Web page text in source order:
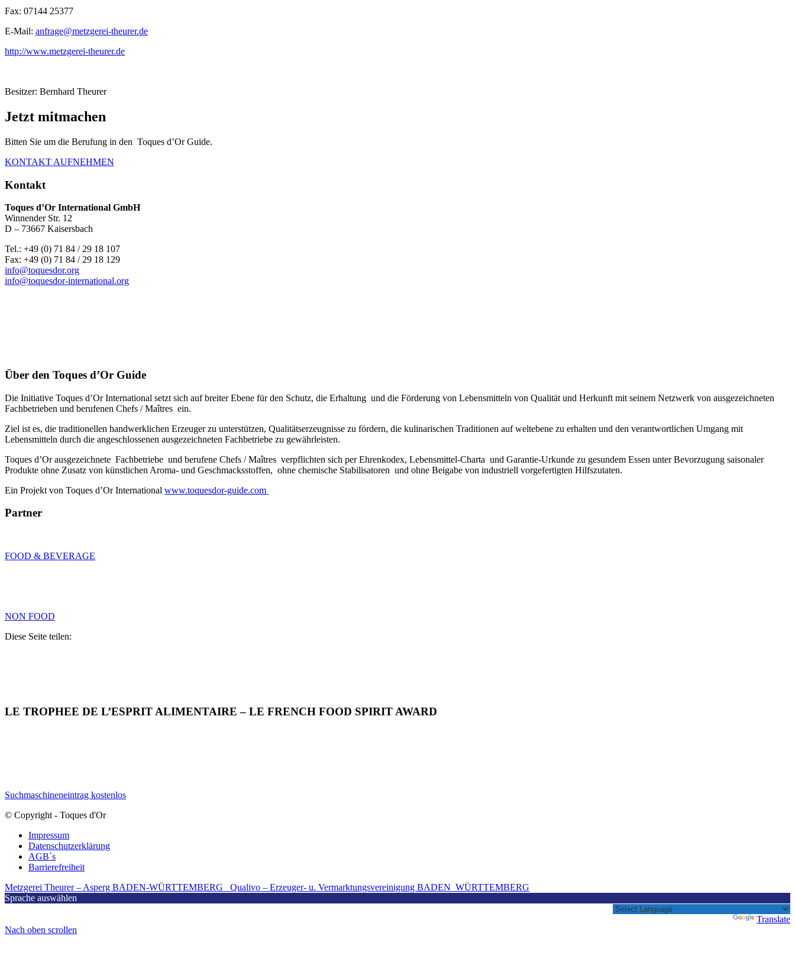
Fax: 07144 25377
E-Mail: anfrage@metzgerei-theurer.de
http://www.metzgerei-theurer.de
Besitzer: Bernhard Theurer
Jetzt mitmachen
Bitten Sie um die Berufung in den Toques d’Or Guide.
KONTAKT AUFNEHMEN
Kontakt
Toques d’Or International GmbH
Winnender Str. 12
D – 73667 Kaisersbach
Tel.: +49 (0) 71 84 / 29 18 107
Fax: +49 (0) 71 84 / 29 18 129
info@toquesdor.org
info@toquesdor-international.org
Über den Toques d’Or Guide
Die Initiative Toques d’Or International setzt sich auf breiter Ebene für den Schutz, die Erhaltung und die Förderung von Lebensmitteln von Qualität und Herkunft mit seinem Netzwerk von ausgezeichneten
Fachbetrieben und berufenen Chefs / Maîtres ein.
Ziel ist es, die traditionellen handwerklichen Erzeuger zu unterstützen, Qualitätserzeugnisse zu fördern, die kulinarischen Traditionen auf weltebene zu erhalten und den verantwortlichen Umgang mit
Lebensmitteln durch die angeschlossenen ausgezeichneten Fachbetriebe zu gewährleisten.
Toques d’Or ausgezeichnete Fachbetriebe und berufene Chefs / Maîtres verpflichten sich per Ehrenkodex, Lebensmittel-Charta und Garantie-Urkunde zu gesundem Essen unter Bevorzugung saisonaler
Produkte ohne Zusatz von künstlichen Aroma- und Geschmacksstoffen, ohne chemische Stabilisatoren und ohne Beigabe von industriell vorgefertigten Hilfszutaten.
Ein Projekt von Toques d’Or International www.toquesdor-guide.com
Partner
FOOD & BEVERAGE
NON FOOD
Diese Seite teilen:
LE TROPHEE DE L’ESPRIT ALIMENTAIRE – LE FRENCH FOOD SPIRIT AWARD
Suchmaschineneintrag kostenlos
© Copyright - Toques d'Or
Impressum
Datenschutzerklärung
AGB`s
Barrierefreiheit
Metzgerei Theurer – Asperg BADEN-WÜRTTEMBERG
Qualivo – Erzeuger- u. Vermarktungsvereinigung BADEN_WÜRTTEMBERG
Sprache auswählen
Translate
Nach oben scrollen